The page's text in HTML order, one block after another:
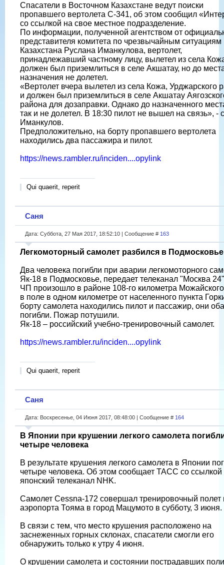
Спасатели в Восточном Казахстане ведут поиски
пропавшего вертолета С-341, об этом сообщил
со ссылкой на свое местное подразделение.
По информации, полученной агентством от
представителя комитета по чрезвычайным
Казахстана Руслана Иманкулова, вертолет,
принадлежавший частному лицу, вылетел из села
должен был приземлиться в селе Акшатау, но до
назначения не долетел.
«Вертолет вчера вылетел из села Кожа, Урджарского
и должен был приземлиться в селе Акшатау
района для дозаправки. Однако до назначенного
так и не долетел. В 18:30 пилот не вышел на связь», -
Иманкулов.
Предположительно, на борту пропавшего вертолета
находились два пассажира и пилот.
https://news.rambler.ru/inciden....opylink
Qui quaerit, reperit
Саня
Дата: Суббота, 27 Мая 2017, 18:52:10 | Сообщение # 163
Легкомоторный самолет разбился в Подмосковье
Два человека погибли при аварии легкомоторного
Як-18 в Подмосковье, передает телеканал "Москва
ЧП произошло в районе 108-го километра
в поле в одном километре от населенного пункта
борту самолета находились пилот и пассажир, они оба
погибли. Пожар потушили.
Як-18 – российский учебно-тренировочный самолет.
https://news.rambler.ru/inciden....opylink
Qui quaerit, reperit
Саня
Дата: Воскресенье, 04 Июня 2017, 08:48:00 | Сообщение # 164
В Японии при крушении легкого самолета
четыре человека
В результате крушения легкого самолета в Японии
четыре человека. Об этом сообщает ТАСС со ссылкой
японский телеканал NHK.
Самолет Cessna-172 совершал тренировочный полет
аэропорта Тояма в город Мацумото в субботу, 3 июня.
В связи с тем, что место крушения расположено на
заснеженных горных склонах, спасатели смогли его
обнаружить только к утру 4 июня.
О крушении самолета и состоянии пострадавших